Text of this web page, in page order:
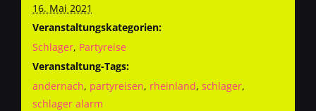
16. Mai 2021
Veranstaltungskategorien:
Schlager, Partyreise
Veranstaltung-Tags:
andernach, partyreisen, rheinland, schlager,
schlager alarm